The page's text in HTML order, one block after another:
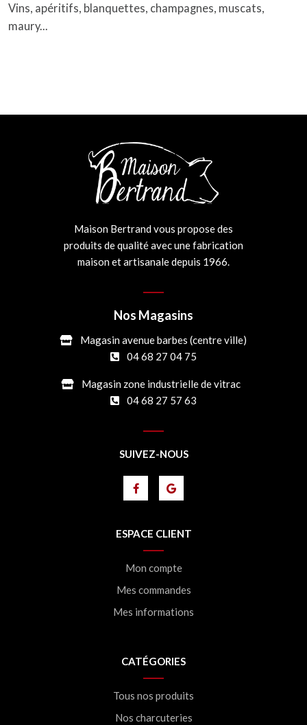
Vins, apéritifs, blanquettes, champagnes, muscats,
maury...
Maison Bertrand vous propose des
produits de qualité avec une fabrication
maison et artisanale depuis 1966.
Nos Magasins
Magasin avenue barbes (centre ville)
04 68 27 04 75
Magasin zone industrielle de vitrac
04 68 27 57 63
SUIVEZ-NOUS
ESPACE CLIENT
Mon compte
Mes commandes
Mes informations
CATÉGORIES
Tous nos produits
Nos charcuteries